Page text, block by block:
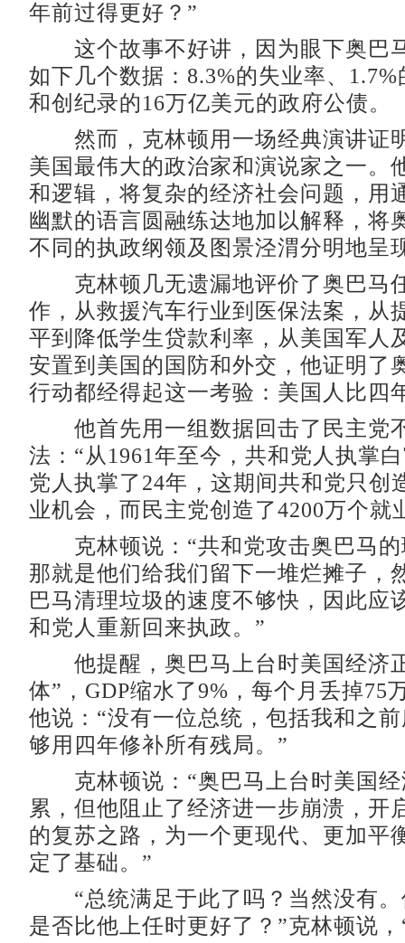
年前过得更好？”
这个故事不好讲，因为眼下奥巴
如下几个数据：8.3%的失业率、
和创纪录的16万亿美元的政府公债。
然而，克林顿用一场经典演讲证
美国最伟大的政治家和演说家之一。
和逻辑，将复杂的经济社会问题，用
幽默的语言圆融练达地加以解释，将
不同的执政纲领及图景泾渭分明地呈
克林顿几无遗漏地评价了奥巴马
作，从救援汽车行业到医保法案，从
平到降低学生贷款利率，从美国军人
安置到美国的国防和外交，他证明了
行动都经得起这一考验：美国人比四
他首先用一组数据回击了民主党
法：“从1961年至今，共和党人执掌
党人执掌了24年，这期间共和党只创
业机会，而民主党创造了4200万个就
克林顿说：“共和党攻击奥巴马的
那就是他们给我们留下一堆烂摊子，
巴马清理垃圾的速度不够快，因此应
和党人重新回来执政。”
他提醒，奥巴马上台时美国经济
体”，GDP缩水了9%，每个月丢掉75
他说：“没有一位总统，包括我和之
够用四年修补所有残局。”
克林顿说：“奥巴马上台时美国经
累，但他阻止了经济进一步崩溃，开
的复苏之路，为一个更现代、更加平
定了基础。”
“总统满足于此了吗？当然没有。
是否比他上任时更好了？”克林顿说